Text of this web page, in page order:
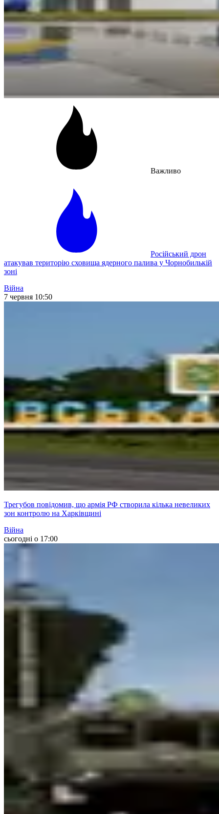
Важливо
Російський дрон
атакував територію сховища ядерного палива у Чорнобилькій
зоні
Війна
7 червня 10:50
Трегубов повідомив, що армія РФ створила кілька невеликих
зон контролю на Харківщині
Війна
сьогодні о 17:00